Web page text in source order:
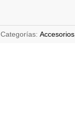
Categorías: Accesorios,